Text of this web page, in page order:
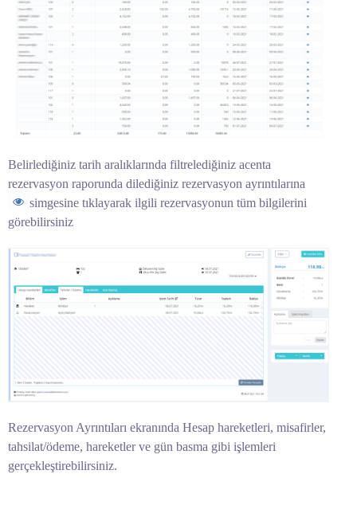
Belirlediğiniz tarih aralıklarında filtrelediğiniz acenta
rezervasyon raporunda dilediğiniz rezervasyon ayrıntılarına
simgesine tıklayarak ilgili rezervasyonun tüm bilgilerini
görebilirsiniz
Rezervasyon Ayrıntıları ekranında Hesap hareketleri, misafirler,
tahsilat/ödeme, hareketler ve gün basma gibi işlemleri
gerçekleştirebilirsiniz.